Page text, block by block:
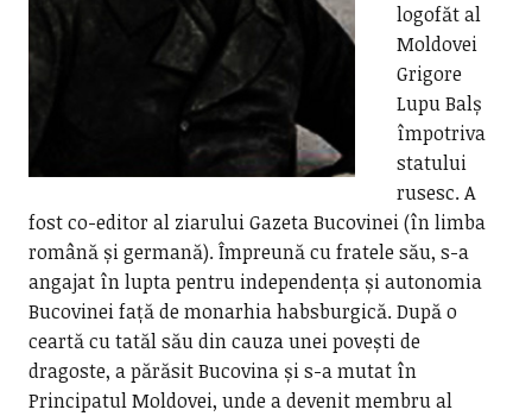
logofăt al
Moldovei
Grigore
Lupu Balș
împotriva
statului
rusesc. A
fost co-editor al ziarului Gazeta Bucovinei (în limba
română și germană). Împreună cu fratele său, s-a
angajat în lupta pentru independența și autonomia
Bucovinei față de monarhia habsburgică. După o
ceartă cu tatăl său din cauza unei povești de
dragoste, a părăsit Bucovina și s-a mutat în
Principatul Moldovei, unde a devenit membru al